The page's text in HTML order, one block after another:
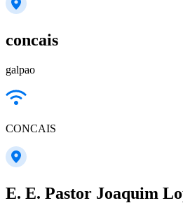
concais
galpao
CONCAIS
E. E. Pastor Joaquim